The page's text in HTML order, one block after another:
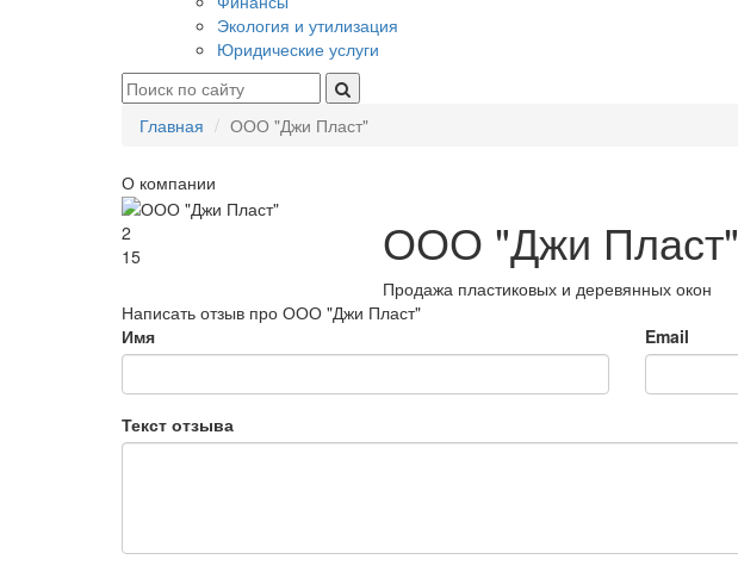
Экология и утилизация
Юридические услуги
Главная ООО "Джи Пласт"
О компании
2
15
ООО "Джи Пласт"
Продажа пластиковых и деревянных окон
Написать отзыв про ООО "Джи Пласт"
Имя
Email
Текст отзыва